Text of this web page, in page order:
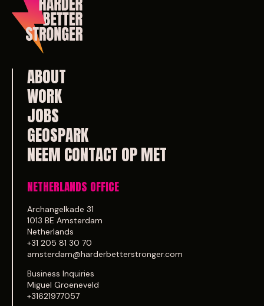
ABOUT
WORK
JOBS
GEOSPARK
NEEM CONTACT OP MET
NETHERLANDS OFFICE
Archangelkade 31
1013 BE Amsterdam
Netherlands
+31 205 81 30 70
amsterdam@harderbetterstronger.com
Business Inquiries
Miguel Groeneveld
+31621977057